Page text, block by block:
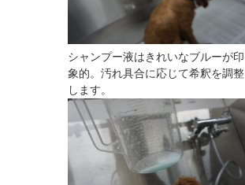
シャンプー液はきれいなブルーが印
象的。汚れ具合に応じて希釈を調整
します。